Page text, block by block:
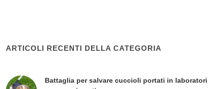
ARTICOLI RECENTI DELLA CATEGORIA
Battaglia per salvare cuccioli portati in laboratori